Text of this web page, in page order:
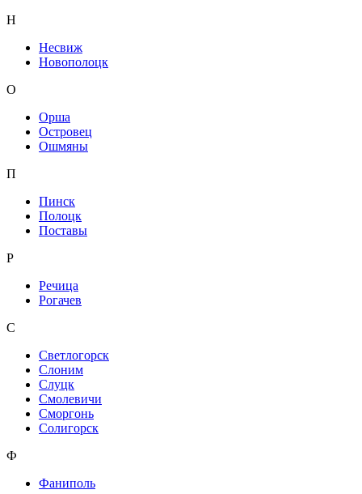
Н
Несвиж
Новополоцк
О
Орша
Островец
Ошмяны
П
Пинск
Полоцк
Поставы
Р
Речица
Рогачев
С
Светлогорск
Слоним
Слуцк
Смолевичи
Сморгонь
Солигорск
Ф
Фаниполь